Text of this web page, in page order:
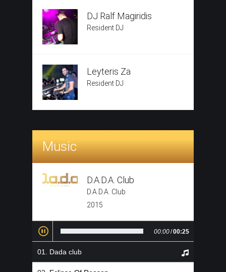
DJ Ralf Magiridis
Resident DJ
Leyteris Za
Resident DJ
Music
D.A.D.A. Club
D.A.D.A. Club
2015
00:00/00:25
Dada club